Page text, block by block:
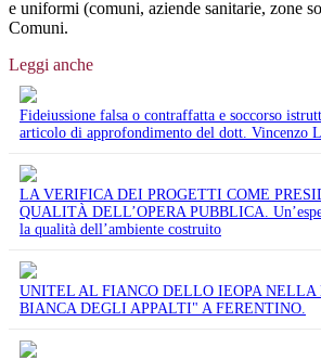
e uniformi (comuni, aziende sanitarie, zone
Comuni.
Leggi anche
Fideiussione falsa o contraffatta e soccorso
articolo di approfondimento del dott. Vincenzo
LA VERIFICA DEI PROGETTI COME
QUALITÀ DELL’OPERA PUBBLICA.
la qualità dell’ambiente costruito
UNITEL AL FIANCO DELLO IEOPA NELLA
BIANCA DEGLI APPALTI" A FERENTINO.